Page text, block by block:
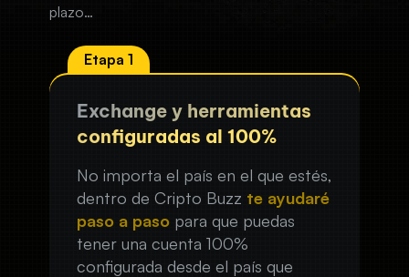
plazo…
Exchange y herramientas
configuradas al 100%
No importa el país en el que estés,
dentro de Cripto Buzz te ayudaré
paso a paso para que puedas
tener una cuenta 100%
configurada desde el país que